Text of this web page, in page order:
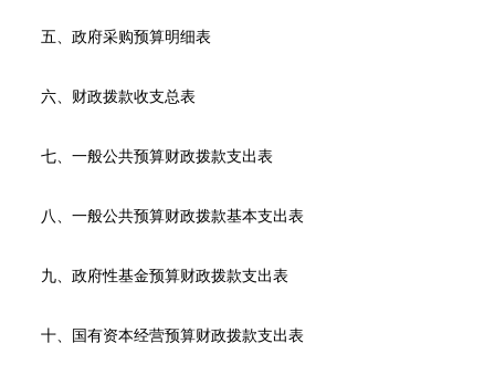
五、政府采购预算明细表
六、财政拨款收支总表
七、一般公共预算财政拨款支出表
八、一般公共预算财政拨款基本支出表
九、政府性基金预算财政拨款支出表
十、国有资本经营预算财政拨款支出表